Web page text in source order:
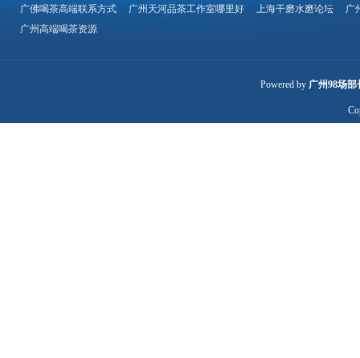
广佛喝茶高端联系方式 广州天河品茶工作室哪里好 上海干磨水磨论坛
广
广州高端喝茶资源
Powered by 广州98场部